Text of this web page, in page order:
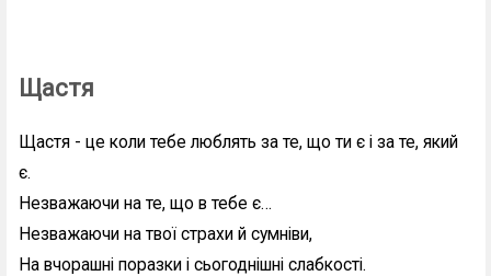
Щастя
Щастя - це коли тебе люблять за те, що ти є і за те, який
є.
Незважаючи на те, що в тебе є…
Незважаючи на твої страхи й сумніви,
На вчорашні поразки і сьогоднішні слабкості.